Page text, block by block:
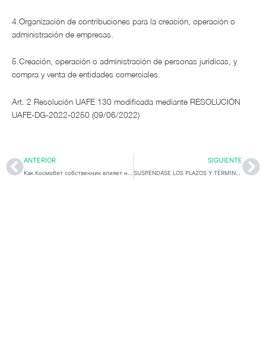
4.Organización de contribuciones para la creación, operación o
administración de empresas.
5.Creación, operación o administración de personas jurídicas, y
compra y venta de entidades comerciales.
Art. 2 Resolución UAFE 130 modificada mediante RESOLUCIÓN
UAFE-DG-2022-0250 (09/06/2022)
AntANTERIOR
Как Космобет собственник влияет на инновации в iGaming индустрии
SIGUIENTE
SUSPÉNDASE LOS PLAZOS Y TÉRMINOS DE TODOS LOS PROCEDIMIENTOS ADMINISTRATIVOS TRIBUTARIOS Y LOS PLAZOS DE PRESCRIPCIÓN DE LA ACCIÓN DE COBRO